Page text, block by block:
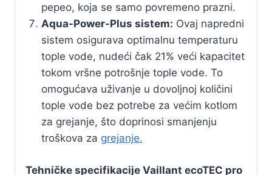
pepeo, koja se samo povremeno prazni.
Aqua-Power-Plus sistem: Ovaj napredni
sistem osigurava optimalnu temperaturu
tople vode, nudeći čak 21% veći kapacitet
tokom vršne potrošnje tople vode. To
omogućava uživanje u dovoljnoj količini
tople vode bez potrebe za većim kotlom
za grejanje, što doprinosi smanjenju
troškova za grejanje.
Tehničke specifikacije Vaillant ecoTEC pro